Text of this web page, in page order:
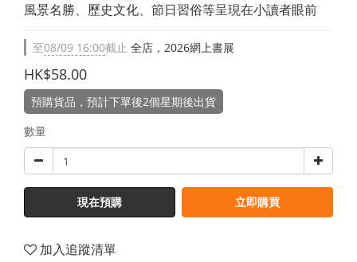
風景名勝、歷史文化、節日習俗等呈現在小讀者眼前
至08/09 16:00截止 全店，2026網上書展
HK$58.00
預購貨品，預計下單後2個星期後出貨
數量
現在預購 立即購買
加入追蹤清單